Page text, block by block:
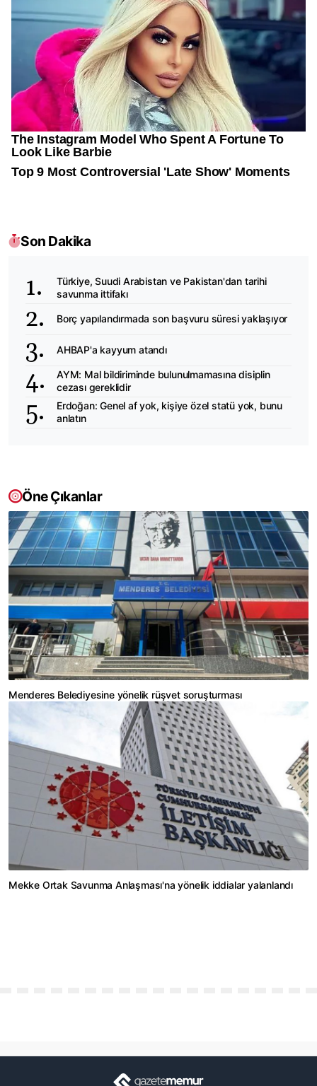
Son Dakika
Türkiye, Suudi Arabistan ve Pakistan'dan tarihi
savunma ittifakı
Borç yapılandırmada son başvuru süresi yaklaşıyor
AHBAP'a kayyum atandı
AYM: Mal bildiriminde bulunulmamasına disiplin
cezası gereklidir
Erdoğan: Genel af yok, kişiye özel statü yok, bunu
anlatın
Öne Çıkanlar
Menderes Belediyesine yönelik rüşvet soruşturması
Mekke Ortak Savunma Anlaşması'na yönelik iddialar yalanlandı